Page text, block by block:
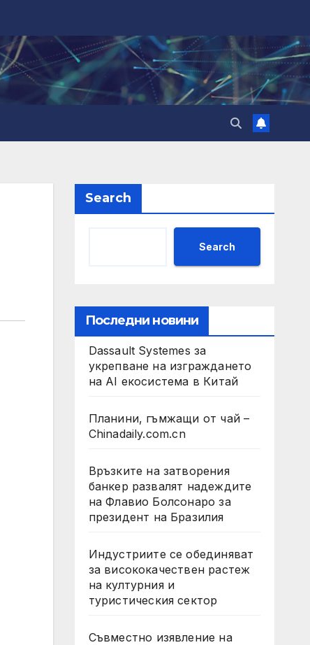
Search
Search
Последни новини
Dassault Systemes за
укрепване на изграждането
на AI екосистема в Китай
Планини, гъмжащи от чай –
Chinadaily.com.cn
Връзките на затворения
банкер развалят надеждите
на Флавио Болсонаро за
президент на Бразилия
Индустриите се обединяват
за висококачествен растеж
на културния и
туристическия сектор
Съвместно изявление на